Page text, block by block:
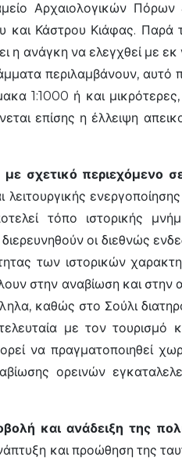
Αρχαιολογικών
Κάστρου Κιάφας. Παρά
ανάγκη να ελεγχθεί με
περιλαμβάνουν, αυτό
1:1000 ή και
επίσης η έλλειψη
με σχετικό περιεχόμενο
τόπο ιστορικής
οι διεθνώς
των ιστορικών
στην αναβίωση και στην
καθώς στο Σούλι
με τον τουρισμό
να πραγματοποιηθεί
ορεινών
και ανάδειξη της
και προώθηση της